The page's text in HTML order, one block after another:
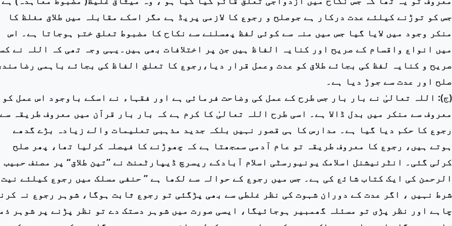
جس کو توڑنے کیلئے عدت درکار ہے جوصلح و رجوع کا لازمی پریڈ ہے مگر اسکے مقابلہ میں طلاق مغلظ کا
منکر وجود میں لایا گیا جس میں منہ سے کوئی لفظ پھسلنے سے نکاح کا مضبوط تعلق ختم ہوجاتا ہے۔ اس
میں انواع واقسام کے صریح اور کنایہ الفاظ ہیں جن پر اختلافات بھی ہیں۔یہی وجہ تھی کہ اللہ نے
صریح و کنایہ لفظ کی بجائے طلاق کو عدت وعمل قرار دیا،رجوع کا تعلق الفاظ کی بجائے باہمی
صلح اور عدت سے جوڑ دیا ہے۔
(ج): اللہ تعالیٰ نے بار بار جس طرح کے عمل کی وضاحت فرمائی ہے اور فقہاء نے اسکے باوجود اس عمل کو
معروف سے منکر میں بدل ڈالا ہے۔ اسی طرح اللہ تعالیٰ کا کرم ہے کہ بار بار قرآن میں معروف طریقہ سے
رجوع کا حکم دیا گیا ہے۔ مدارس کا ہی قصور نہیں بلکہ جدید مذہبی تعلیمات والے زیادہ بڑے گدھے
ہوتے ہیں، رجوع کا معروف طریقہ تو عام آدمی سمجھتا ہے کہ چھوڑنے کا فیصلہ کرلیا تھا، پھر صلح
کرلی گئی۔ انٹرنیشنل اسلامک یونیورسٹی اسلام آبادکے ریسرچ ڈیپارٹمنٹ نے ’’تین طلاق‘‘ پر مصنف حبیب
الرحمن کی ایک کتاب شائع کی ہے۔ جس میں رجوع کے حوالہ سے لکھا ہے ’’ حنفی مسلک میں رجوع کیلئے نیت
شرط نہیں ، اگر عدت کے دوران شہوت کی نظر غلطی سے بھی پڑگئی تو رجوع ثابت ہوگا، شوہر رجوع نہ
چاہے اور نظر پڑی تو مسئلہ گھمبیر ہوجائیگا، ایسی صورت میں شوہر دستک دے تو نظر پڑنے پر شوہر